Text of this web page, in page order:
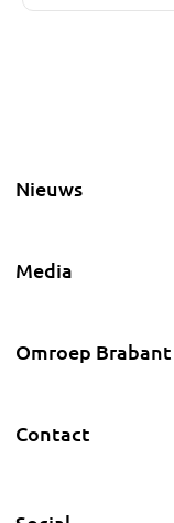
Nieuws
Media
Omroep Brabant
Contact